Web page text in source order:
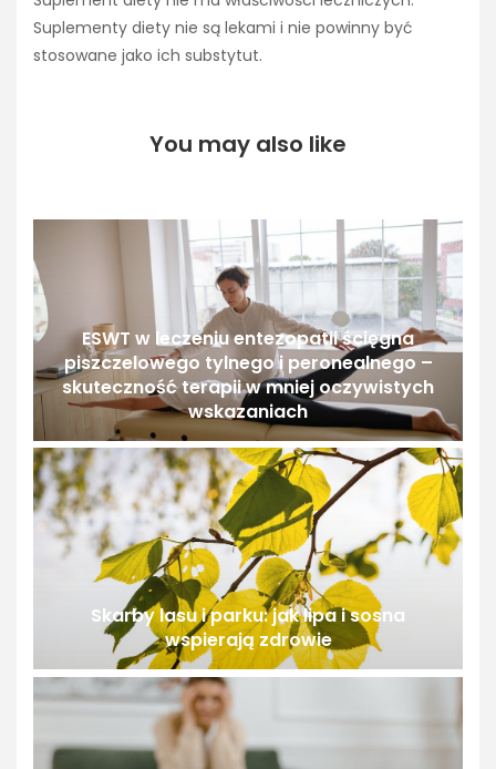
Suplementy diety nie są lekami i nie powinny być
stosowane jako ich substytut.
You may also like
ESWT w leczeniu entezopatii ścięgna
piszczelowego tylnego i peronealnego –
skuteczność terapii w mniej oczywistych
wskazaniach
Skarby lasu i parku: jak lipa i sosna
wspierają zdrowie